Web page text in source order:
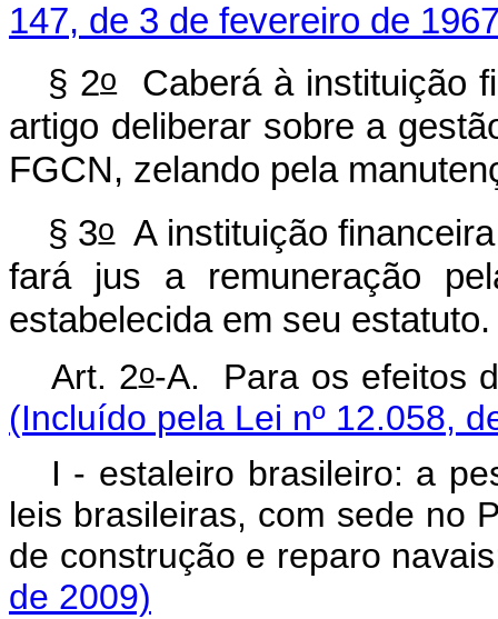
147, de 3 de fevereiro de
§ 2oCaberá à instituição
artigo deliberar sobre a
FGCN, zelando pela
§ 3oA instituição
fará jus a remuneração
estabelecida em seu estatuto.
Art. 2o-A. Para os
(Incluído pela Lei nº 12.058,
I - estaleiro brasileiro: a
leis brasileiras, com sede no
de construção e reparo
de 2009)